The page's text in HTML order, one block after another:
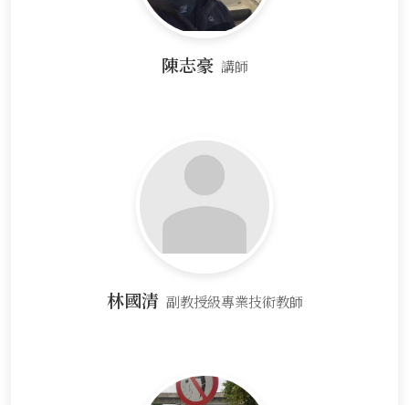
陳志豪 講師
林國清 副教授級專業技術教師